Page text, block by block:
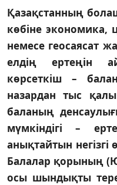
Қазақстанның
көбіне экономика,
немесе геосаясат
елдің ертеңін
көрсеткіш –
назардан тыс
баланың
мүмкіндігі –
анықтайтын
Балалар қорының
осы шындықты